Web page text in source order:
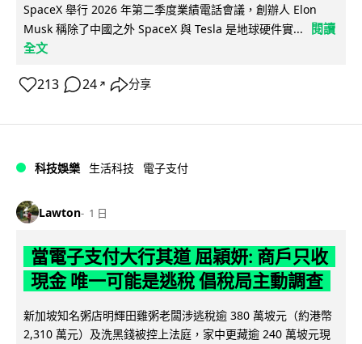
SpaceX 舉行 2026 年第二季度業績電話會議，創辦人 Elon
Musk 稱除了中國之外 SpaceX 與 Tesla 是地球硬件實...
閱讀
全文
213 24 ↗ 分享
科技娛樂 生活科技 電子支付
Lawton 1 日
當電子支付大行其道 屈穎妍: 商戶只收
現金 唯一可能是逃稅 倡稅局主動調查
新加坡知名粥店明輝田雞粥老闆涉逃稅逾 380 萬坡元（約港幣
2,310 萬元）及洗黑錢被控上法庭，家中更藏逾 240 萬坡元現